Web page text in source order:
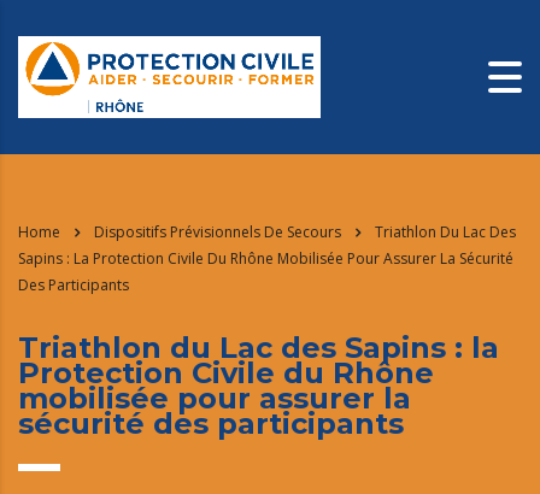
Home Dispositifs Prévisionnels De Secours
Triathlon Du Lac Des
Sapins : La Protection Civile Du Rhône Mobilisée Pour Assurer La Sécurité
Des Participants
Triathlon du Lac des Sapins : la
Protection Civile du Rhône
mobilisée pour assurer la
sécurité des participants